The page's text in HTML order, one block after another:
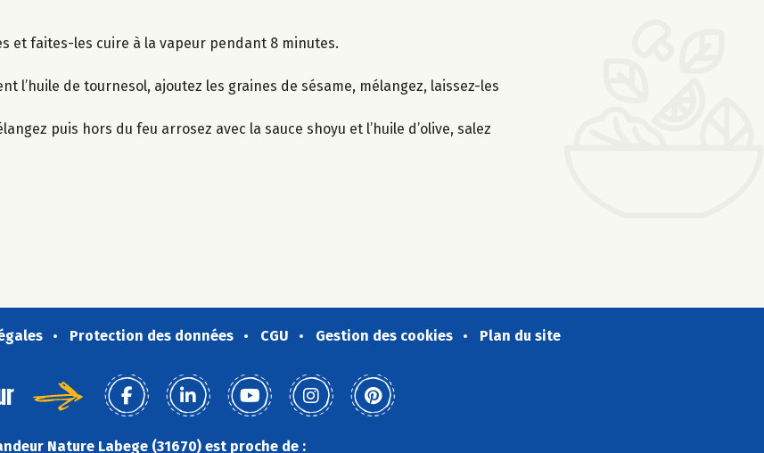
et faites-les cuire à la vapeur pendant 8 minutes.
l’huile de tournesol, ajoutez les graines de sésame, mélangez, laissez-les
puis hors du feu arrosez avec la sauce shoyu et l’huile d’olive, salez
Protection des données CGU Gestion des cookies Plan du site
Nature Labege (31670) est proche de :